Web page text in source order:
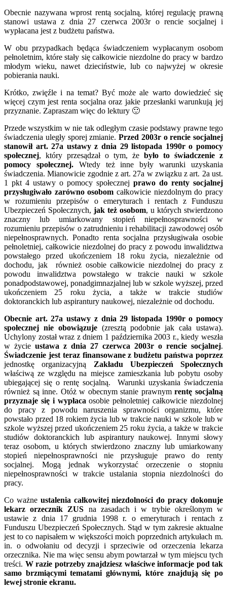
Obecnie nazywana wprost rentą socjalną, której regulację prawną
stanowi ustawa z dnia 27 czerwca 2003r o rencie socjalnej i
wypłacana jest z budżetu państwa.
W obu przypadkach będąca świadczeniem wypłacanym osobom
pełnoletnim, które stały się całkowicie niezdolne do pracy w bardzo
młodym wieku, nawet dzieciństwie, lub co najwyżej w okresie
pobierania nauki.
Krótko, zwięźle i na temat? Być może ale warto dowiedzieć się
więcej czym jest renta socjalna oraz jakie przesłanki warunkują jej
przyznanie. Zapraszam więc do lektury 🙂
Przede wszystkim w nie tak odległym czasie podstawy prawne tego
świadczenia uległy sporej zmianie. Przed 2003r o rencie socjalnej
stanowił art. 27a ustawy z dnia 29 listopada 1990r o pomocy
społecznej, który przesądzał o tym, że było to świadczenie z
pomocy społecznej.Wtedy też inne były warunki uzyskania
świadczenia. Mianowicie zgodnie z art. 27a w związku z art. 2a ust.
1 pkt 4 ustawy o pomocy społecznej prawo do renty socjalnej
przysługiwało zarówno osobom całkowicie niezdolnym do pracy
w rozumieniu przepisów o emeryturach i rentach z Funduszu
Ubezpieczeń Społecznych, jak też osobom, u których stwierdzono
znaczny lub umiarkowany stopień niepełnosprawności w
rozumieniu przepisów o zatrudnieniu i rehabilitacji zawodowej osób
niepełnosprawnych. Ponadto renta socjalna przysługiwała osobie
pełnoletniej, całkowicie niezdolnej do pracy z powodu inwalidztwa
powstałego przed ukończeniem 18 roku życia, niezależnie od
dochodu, jak również osobie całkowicie niezdolnej do pracy z
powodu inwalidztwa powstałego w trakcie nauki w szkole
ponadpodstawowej, ponadgimnazjalnej lub w szkole wyższej, przed
ukończeniem 25 roku życia, a także w trakcie studiów
doktoranckich lub aspirantury naukowej, niezależnie od dochodu.
Obecnie art. 27a ustawy z dnia 29 listopada 1990r o pomocy
społecznej nie obowiązuje(zresztą podobnie jak cała ustawa).
Uchylony został wraz z dniem 1 października 2003 r., kiedy weszła
w życie ustawa z dnia 27 czerwca 2003r o rencie socjalnej.
Świadczenie jest teraz finansowane z budżetu państwa poprzez
jednostkę organizacyjną Zakładu Ubezpieczeń Społecznych
właściwą ze względu na miejsce zamieszkania lub pobytu osoby
ubiegającej się o rentę socjalną. Warunki uzyskania świadczenia
również są inne. Otóż w obecnym stanie prawnymrentę socjalną
przyznaje się i wypłaca osobie pełnoletniej całkowicie niezdolnej
do pracy z powodu naruszenia sprawności organizmu, które
powstało przed 18 rokiem życia lub w trakcie nauki w szkole lub w
szkole wyższej przed ukończeniem 25 roku życia, a także w trakcie
studiów doktoranckich lub aspirantury naukowej. Innymi słowy
teraz osobom, u których stwierdzono znaczny lub umiarkowany
stopień niepełnosprawności nie przysługuje prawo do renty
socjalnej. Mogą jednak wykorzystać orzeczenie o stopniu
niepełnosprawności w trakcie ustalania stopnia niezdolności do
pracy.
Co ważne ustalenia całkowitej niezdolności do pracy dokonuje
lekarz orzecznik ZUS na zasadach i w trybie określonym w
ustawie z dnia 17 grudnia 1998 r. o emeryturach i rentach z
Funduszu Ubezpieczeń Społecznych. Stąd w tym zakresie aktualne
jest to co napisałem w większości moich poprzednich artykułach m.
in. o odwołaniu od decyzji i sprzeciwie od orzeczenia lekarza
orzecznika. Nie ma więc sensu abym powtarzał w tym miejscu tych
treści. W razie potrzeby znajdziesz właściwe informacje pod tak
samo brzmiącymi tematami głównymi, które znajdują się po
lewej stronie ekranu.